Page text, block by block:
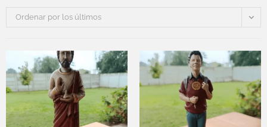
Ordenar por los últimos